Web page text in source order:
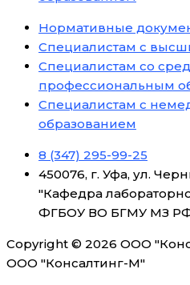
Нормативные
Специалистам с
Специалистам со
профессиональным
Специалистам с
образованием
8 (347) 295-99-25
450076, г. Уфа, ул.
"Кафедра
ФГБОУ ВО БГМУ МЗ
Copyright © 2026 ООО
ООО "Консалтинг-М"